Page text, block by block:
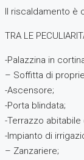
Il riscaldamento è
TRA LE
-Palazzina in
– Soffitta di
-Ascensore;
-Porta blindata;
-Terrazzo abitabile
-Impianto di
– Zanzariere;